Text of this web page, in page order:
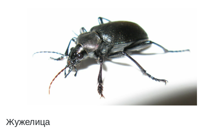
Жужелица